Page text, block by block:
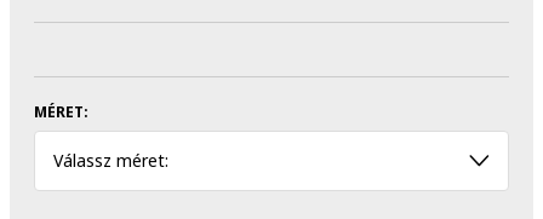
MÉRET:
Válassz méret: